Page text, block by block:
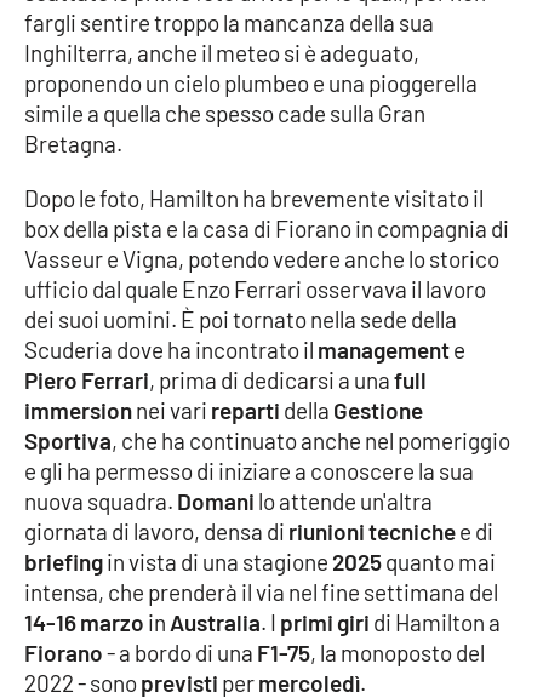
STREAMING
LaC TV
LaC Network
LaC OnAir
EDIZIONI
LOCALI
Catanzaro
Crotone
Vibo Valentia
Reggio Calabria
Cosenza
fargli sentire troppo la mancanza della sua
Inghilterra, anche il meteo si è adeguato,
proponendo un cielo plumbeo e una pioggerella
simile a quella che spesso cade sulla Gran
Bretagna.
Dopo le foto, Hamilton ha brevemente visitato il
box della pista e la casa di Fiorano in compagnia di
Vasseur e Vigna, potendo vedere anche lo storico
ufficio dal quale Enzo Ferrari osservava il lavoro
dei suoi uomini. È poi tornato nella sede della
Scuderia dove ha incontrato il managemente
Piero Ferrari, prima di dedicarsi a unafull
immersionnei vari reparti della Gestione
Sportiva, che ha continuato anche nel pomeriggio
e gli ha permesso di iniziare a conoscere la sua
nuova squadra. Domani lo attende un'altra
giornata di lavoro, densa di riunioni tecnichee di
briefingin vista di una stagione 2025quanto mai
intensa, che prenderà il via nel fine settimana del
14-16 marzo in Australia. I primi giri di Hamilton a
Fiorano- a bordo di una F1-75, la monoposto del
2022 - sonoprevisti permercoledì.